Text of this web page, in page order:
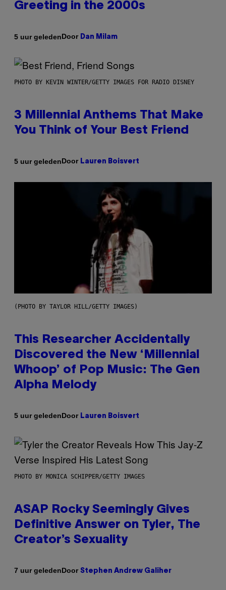
Greeting in the 2000s
5 uur geledenDoor Dan Milam
PHOTO BY KEVIN WINTER/GETTY IMAGES FOR RADIO DISNEY
3 Millennial Anthems That Make
You Think of Your Best Friend
5 uur geledenDoor Lauren Boisvert
(PHOTO BY TAYLOR HILL/GETTY IMAGES)
This Researcher Accidentally
Discovered the New ‘Millennial
Whoop’ of Pop Music: The Gen
Alpha Melody
5 uur geledenDoor Lauren Boisvert
PHOTO BY MONICA SCHIPPER/GETTY IMAGES
ASAP Rocky Seemingly Gives
Definitive Answer on Tyler, The
Creator’s Sexuality
7 uur geledenDoor Stephen Andrew Galiher